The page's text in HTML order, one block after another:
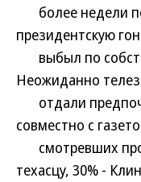
более недели
президентскую
выбыл по
Неожиданно
отдали
совместно с
смотревших
техасцу, 30% -